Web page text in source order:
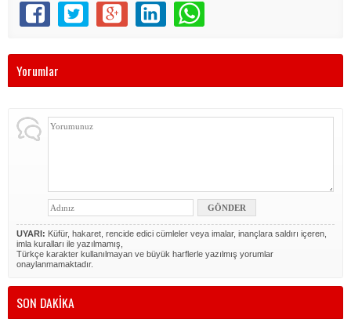
Yorumlar
UYARI: Küfür, hakaret, rencide edici cümleler veya imalar, inançlara saldırı içeren,
imla kuralları ile yazılmamış,
Türkçe karakter kullanılmayan ve büyük harflerle yazılmış yorumlar
onaylanmamaktadır.
SON DAKİKA